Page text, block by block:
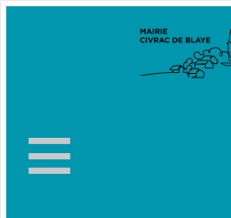
≡